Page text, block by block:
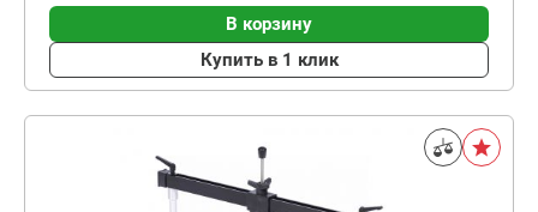
В корзину
Купить в 1 клик